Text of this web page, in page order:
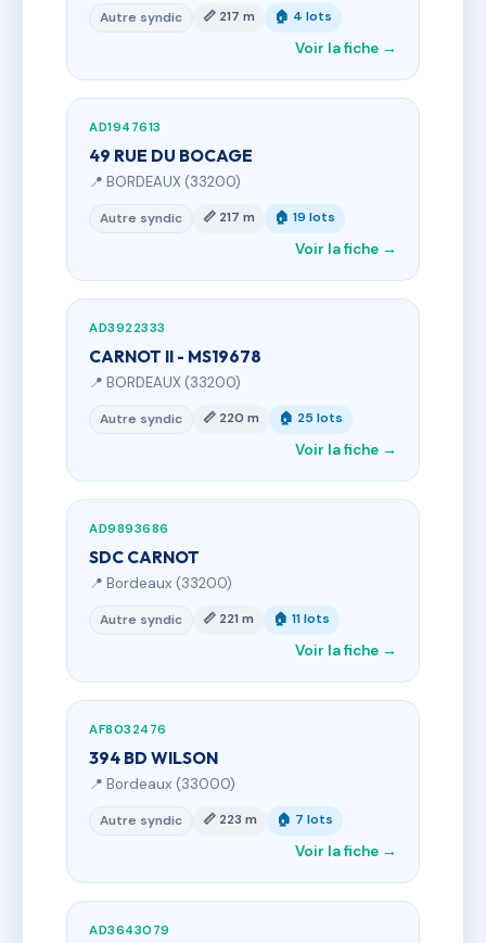
Autre syndic 📏 217 m 🏠 4 lots
Voir la fiche →
AD1947613
49 RUE DU BOCAGE
📍 BORDEAUX (33200)
Autre syndic 📏 217 m 🏠 19 lots
Voir la fiche →
AD3922333
CARNOT II - MS19678
📍 BORDEAUX (33200)
Autre syndic 📏 220 m 🏠 25 lots
Voir la fiche →
AD9893686
SDC CARNOT
📍 Bordeaux (33200)
Autre syndic 📏 221 m 🏠 11 lots
Voir la fiche →
AF8032476
394 BD WILSON
📍 Bordeaux (33000)
Autre syndic 📏 223 m 🏠 7 lots
Voir la fiche →
AD3643079